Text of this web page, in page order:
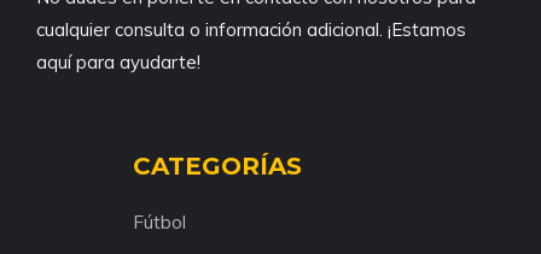
cualquier consulta o información adicional. ¡Estamos
aquí para ayudarte!
CATEGORÍAS
Fútbol